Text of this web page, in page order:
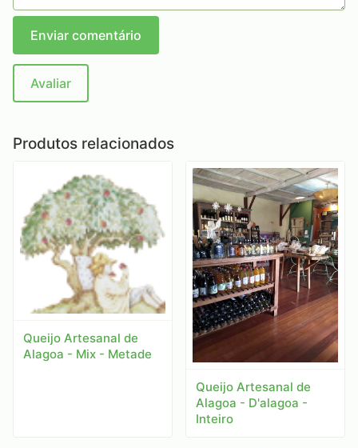
Enviar comentário
Avaliar
Produtos relacionados
Queijo Artesanal de
Alagoa - Mix - Metade
Queijo Artesanal de
Alagoa - D'alagoa -
Inteiro